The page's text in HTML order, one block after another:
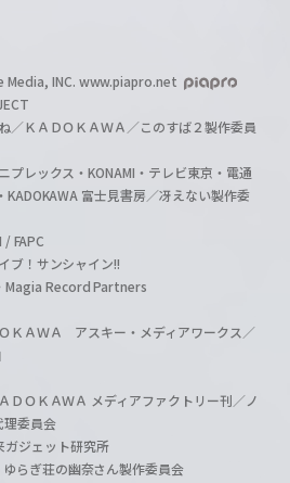
INC. www.piapro.net
／ＫＡＤＯＫＡＷＡ／このすば２製作委員
プレックス・KONAMI・テレビ東京・電通
富士見書房／冴えない製作委
FAPC
ブ！サンシャイン!!
Record Partners
ＫＡＷＡ アスキー・メディアワークス／
ＯＫＡＷＡ メディアファクトリー刊／ノ
理委員会
ジェット研究所
らぎ荘の幽奈さん製作委員会